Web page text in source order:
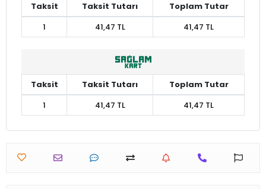
Taksit Taksit Tutarı
Toplam Tutar
1
41,47 TL 41,47 TL
Taksit Taksit Tutarı
Toplam Tutar
1
41,47 TL 41,47 TL